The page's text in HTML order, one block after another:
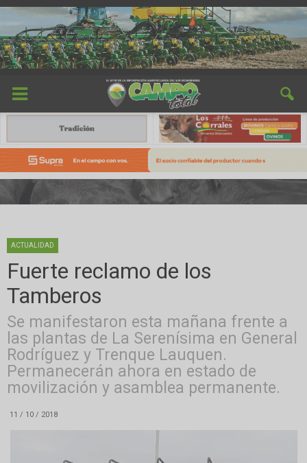
ACTUALIDAD
Fuerte reclamo de los
Tamberos
Se manifestaron esta mañana frente a
las plantas de La Serenísima en General
Rodríguez y Trenque Lauquen.
Permanecerán ahora en estado de
movilización y asamblea permanente.
11 / 10 / 2018